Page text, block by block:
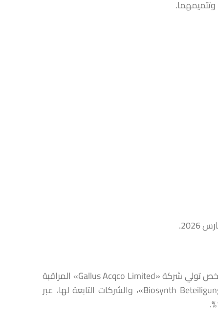
توصل مجلس المنـافسة بتبليغ متعلق بمشـروع عملية تركيز اقتصـادي يخص تولي شركة «Gallus Acqco Limited» المراقبة
الحصرية لشركة «Gallus Topco Limited»، الشركة الأم لشركة «Biosynth Beteiligungs AG»، والشركات التابعة لها، عبر